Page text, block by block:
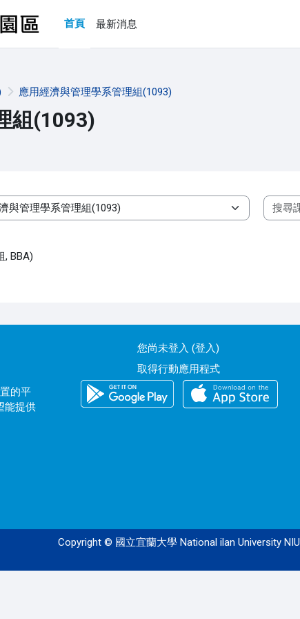
首頁
最新消息
應用經濟與管理學系管理組(1093)
組(1093)
, BBA)
的平
能提供
您尚未登入 (登入)
取得行動應用程式
Copyright © 國立宜蘭大學 National ilan University NIU